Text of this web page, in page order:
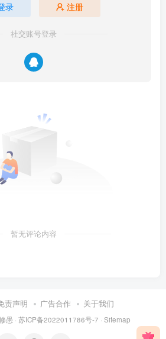
录 注册
社交账号登录
暂无评论内容
责声明 广告合作 关于我们
愚 · 苏ICP备2022011786号-7 · Sitemap